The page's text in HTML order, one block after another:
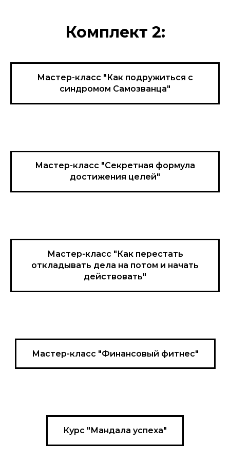
Комплект 2:
Мастер-класс "Как подружиться с
синдромом Самозванца"
Мастер-класс "Секретная формула
достижения целей"
Мастер-класс "Как перестать
откладывать дела на потом и начать
действовать"
Мастер-класс "Финансовый фитнес"
Курс "Мандала успеха"